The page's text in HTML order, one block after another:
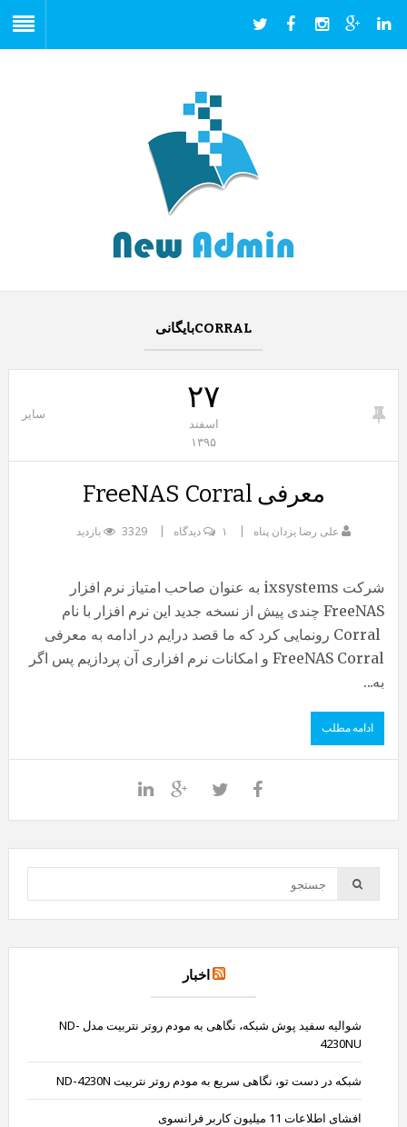
CORRALبایگانی
۲۷
اسفند
۱۳۹۵
سایر
معرفی FreeNAS Corral
علی رضا یزدان پناه ۱ دیدگاه 3329 بازدید
شرکت ixsystems به عنوان صاحب امتیاز نرم افزار
FreeNAS چندی پیش از نسخه جدید این نرم افزار با نام
Corral رونمایی کرد که ما قصد درایم در ادامه به معرفی
FreeNAS Corral و امکانات نرم افزاری آن پردازیم پس اگر
به...
ادامه مطلب
اخبار
شوالیه سفید پوش شبکه، نگاهی به مودم روتر نتربیت مدل ND-
4230NU
شبکه در دست تو، نگاهی سریع به مودم روتر نتربیت ND-4230N
افشای اطلاعات 11 میلیون کاربر فرانسوی